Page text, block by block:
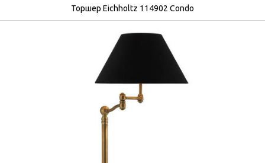
Торшер Eichholtz 114902 Condo